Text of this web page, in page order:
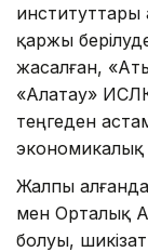
институттары
қаржы
жасалған,
«Алатау»
теңгеден
экономикалық
Жалпы
мен Орталық
болуы,